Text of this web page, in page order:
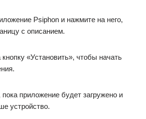
Psiphon и нажмите на него,
с описанием.
«Установить», чтобы начать
приложение будет загружено и
устройство.